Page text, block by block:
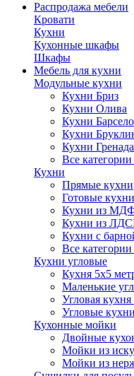
Распродажа мебели
Кровати
Кухни
Кухонные шкафы
Шкафы
Мебель для кухни
Модульные кухни
Кухни Бриз
Кухни Олива
Кухни
Кухни
Кухни Гренада
Все
Кухни
Прямые кухни
Готовые кухни
Кухни из
Кухни из
Кухни с
Все
Кухни угловые
Кухня 5х5
Маленькие
Угловая
Угловые
Кухонные мойки
Двойные
Мойки из
Мойки из